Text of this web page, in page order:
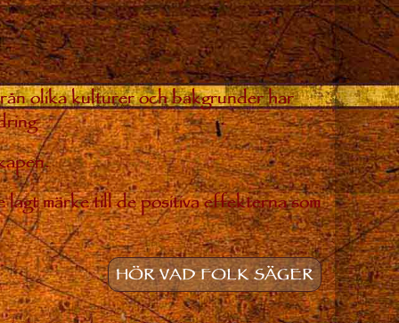
olika kulturer och bakgrunder har
märke till de positiva effekterna som
HÖR VAD FOLK SÄGER